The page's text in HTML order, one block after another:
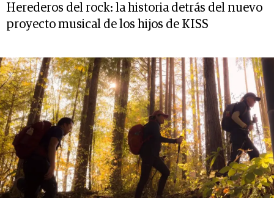
Herederos del rock: la historia detrás del nuevo
proyecto musical de los hijos de KISS